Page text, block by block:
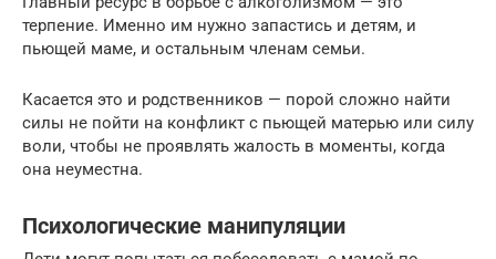
терпение. Именно им нужно запастись и детям, и
пьющей маме, и остальным членам семьи.
Касается это и родственников — порой сложно найти
силы не пойти на конфликт с пьющей матерью или силу
воли, чтобы не проявлять жалость в моменты, когда
она неуместна.
Психологические манипуляции